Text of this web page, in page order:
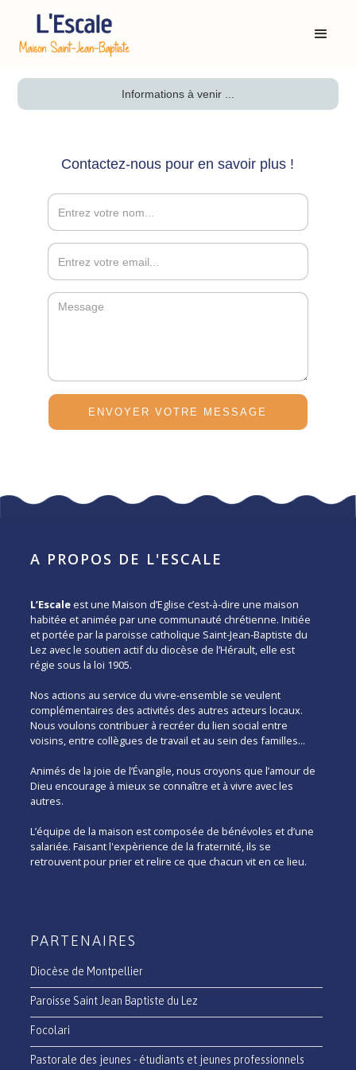
Informations à venir ...
Contactez-nous pour en savoir plus !
A PROPOS DE L'ESCALE
L’Escale est une Maison d’Eglise c’est-à-dire une maison
habitée et animée par une communauté chrétienne. Initiée
et portée par la paroisse catholique Saint-Jean-Baptiste du
Lez avec le soutien actif du diocèse de l’Hérault, elle est
régie sous la loi 1905.
Nos actions au service du vivre-ensemble se veulent
complémentaires des activités des autres acteurs locaux.
Nous voulons contribuer à recréer du lien social entre
voisins, entre collègues de travail et au sein des familles...
Animés de la joie de l’Évangile, nous croyons que l’amour de
Dieu encourage à mieux se connaître et à vivre avec les
autres.
L’équipe de la maison est composée de bénévoles et d’une
salariée. Faisant l'expèrience de la fraternité, ils se
retrouvent pour prier et relire ce que chacun vit en ce lieu.
PARTENAIRES
Diocèse de Montpellier
Paroisse Saint Jean Baptiste du Lez
Focolari
Pastorale des jeunes - étudiants et jeunes professionnels